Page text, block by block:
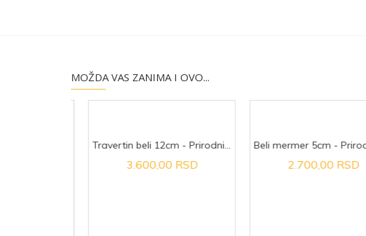
MOŽDA VAS ZANIMA I OVO...
Travertin beli 12cm - Prirodni kamen
3.600,00 RSD 2.700,00 RSD